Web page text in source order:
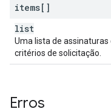
items[]
list
Uma lista de
critérios de solicitação.
Erros